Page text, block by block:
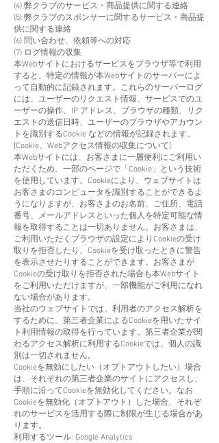
(4) 弊クラブのサービス・商品提供に関する連絡
(5) 弊クラブのスポンサーに関するサービス・商品提
供に関する連絡
(6) 問い合わせ、依頼等への対応
(7) ログ情報の収集
本Webサイトにおけるサービスをブラウザ等で利用
すると、特定の情報が本Webサイトのサーバーによ
って自動的に記録されます。これらのサーバーログ
には、ユーザーのリクエスト情報、サービスでのユ
ーザーの操作、IP アドレス、ブラウザの種類、リク
エストの送信日時、ユーザーのブラウザやアカウン
トを識別するCookie などの情報が記録されます。
[Cookie、Webアクセス情報の収集について]
本Webサイトには、お客さまに一層便利にご利用い
ただくため、一部のページで「Cookie」という技術
を使用しています。Cookieにより、ウェブサイトは
お客さまのコンピュータを識別することができるよ
うになりますが、お客さまのお名前、ご住所、電話
番号、メールアドレスといった個人を特定可能な情
報を取得することは一切ありません。お客さまは、
ご利用いただくブラウザの設定によりCookieの受け
取りを拒否したり、Cookieを受け取ったときに警告
を表示させたりすることができます。お客さまが
Cookieの受け取りを拒否された場合も本Webサイト
をご利用いただけますが、一部機能がご利用になれ
ない場合があります。
当社のウェブサイトでは、利用者のアクセス解析を
するために、第三者企業によるCookieを用いたサイ
ト利用情報の取得を行っています。第三者企業が関
わるアクセス解析に利用するCookieでは、個人の識
別は一切されません。
Cookieを無効にしたい（オプトアウトしたい）場合
は、それぞれの第三者企業のサイトにアクセスし、
手順に沿ってCookieを無効化してください。なお
Cookieを無効化（オプトアウト）した場合、それぞ
れのサービスを活用する際に制限が生じる場合があ
ります。
利用するツール: Google Analytics